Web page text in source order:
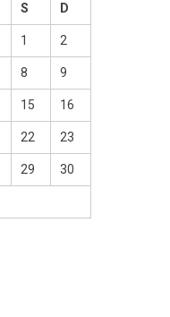
S D
1 2
8 9
15 16
22 23
29 30